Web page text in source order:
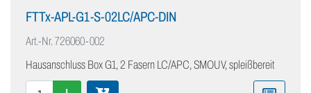
FTTx-APL-G1-S-02LC/APC-DIN
Art.-Nr.726060-002
Hausanschluss Box G1, 2 Fasern LC/APC, SMOUV, spleißbereit